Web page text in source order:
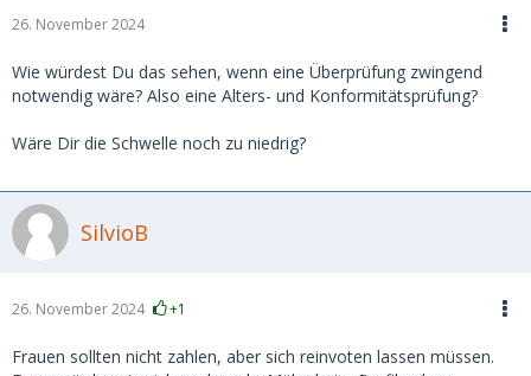
26. November 2024
Wie würdest Du das sehen, wenn eine Überprüfung zwingend
notwendig wäre? Also eine Alters- und Konformitätsprüfung?
Wäre Dir die Schwelle noch zu niedrig?
SilvioB
26. November 2024 +1
Frauen sollten nicht zahlen, aber sich reinvoten lassen müssen.